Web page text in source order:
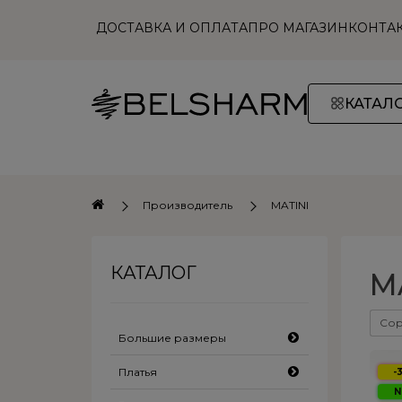
ДОСТАВКА И ОПЛАТАПРО МАГАЗИН
Производитель MATINI
КАТАЛОГ
Большие размеры
Блузы, рубашки
Платья
-